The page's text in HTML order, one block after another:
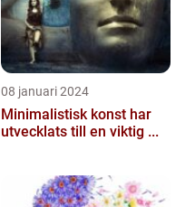
08 januari 2024
Minimalistisk konst har
utvecklats till en viktig ...